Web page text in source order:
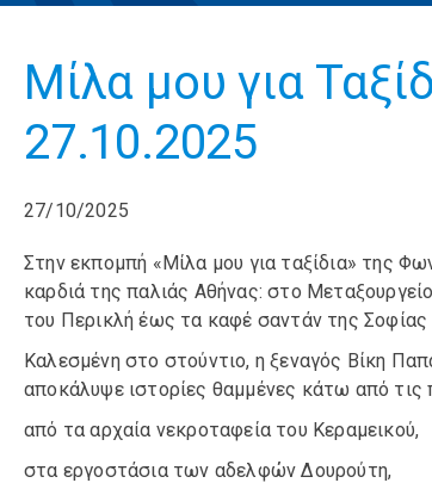
Μίλα μου για
27.10.2025
27/10/2025
Στην εκπομπή «Μίλα μου για ταξίδια» της
καρδιά της παλιάς Αθήνας: στο
του Περικλή έως τα καφέ σαντάν της Σοφίας
Καλεσμένη στο στούντιο, η ξεναγός Βίκη
αποκάλυψε ιστορίες θαμμένες κάτω από
από τα αρχαία νεκροταφεία του Κεραμεικού,
στα εργοστάσια των αδελφών Δουρούτη,